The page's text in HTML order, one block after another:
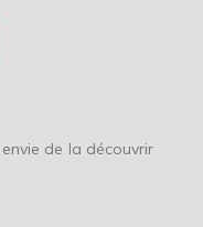
de la découvrir